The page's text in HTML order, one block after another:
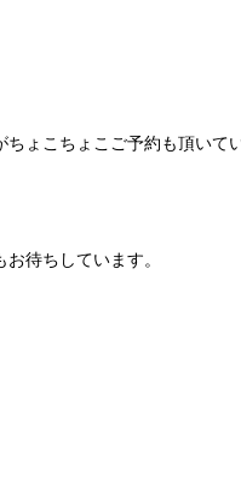
ょこちょこご予約も頂いて
待ちしています。